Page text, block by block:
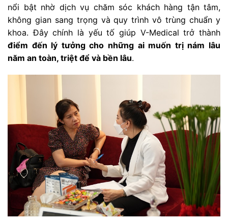
nổi bật nhờ dịch vụ chăm sóc khách hàng tận tâm,
không gian sang trọng và quy trình vô trùng chuẩn y
khoa. Đây chính là yếu tố giúp V-Medical trở thành
điểm đến lý tưởng cho những ai muốn trị nám lâu
năm an toàn, triệt để và bền lâu.